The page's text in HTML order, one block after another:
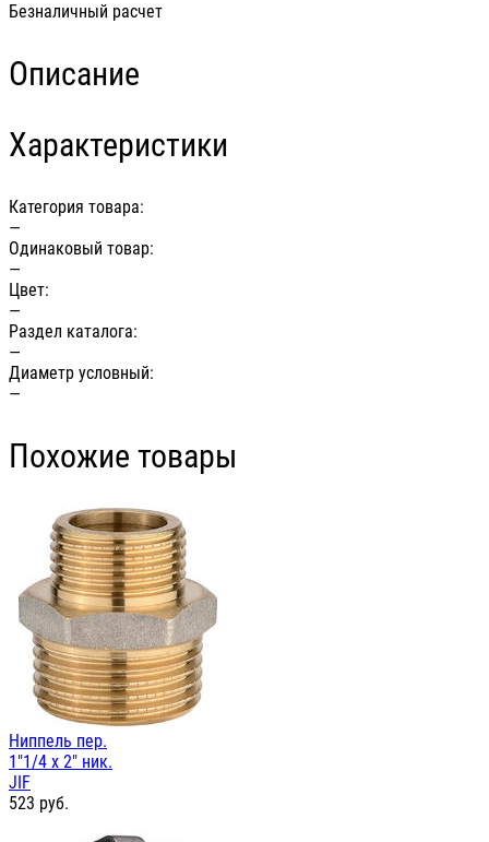
Безналичный расчет
Описание
Характеристики
Категория товара:
—
Одинаковый товар:
—
Цвет:
—
Раздел каталога:
—
Диаметр условный:
—
Похожие товары
Ниппель пер.
1"1/4 х 2" ник.
JIF
523 руб.